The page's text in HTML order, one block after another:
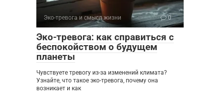
Эко-тревога и смысл жизни 0
Эко-тревога: как справиться с
беспокойством о будущем
планеты
Чувствуете тревогу из-за изменений климата?
Узнайте, что такое эко-тревога, почему она
возникает и как